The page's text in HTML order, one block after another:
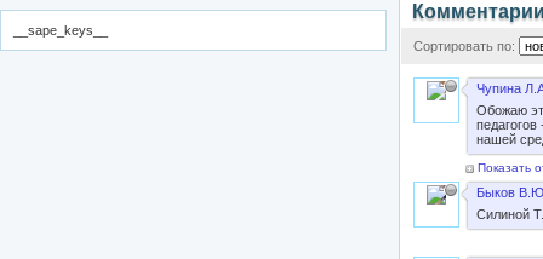
__sape_keys__
Сортировать по:
Чупина
Обожаю
нашей
Показать
Быков
Силиной